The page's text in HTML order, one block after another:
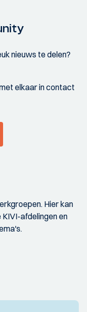
nieuws te delen?
elkaar in contact
Hier kan
afdelingen en